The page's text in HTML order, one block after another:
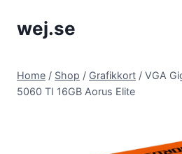
wej.se
Home / Shop / Grafikkort / VGA
5060 TI 16GB Aorus Elite